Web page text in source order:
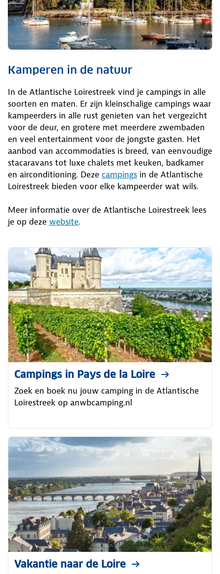
Kamperen in de natuur
In de Atlantische Loirestreek vind je campings in alle
soorten en maten. Er zijn kleinschalige campings waar
kampeerders in alle rust genieten van het vergezicht
voor de deur, en grotere met meerdere zwembaden
en veel entertainment voor de jongste gasten. Het
aanbod van accommodaties is breed, van eenvoudige
stacaravans tot luxe chalets met keuken, badkamer
en airconditioning. Deze campings in de Atlantische
Loirestreek bieden voor elke kampeerder wat wils.
Meer informatie over de Atlantische Loirestreek lees
je op deze website.
Campings in Pays de la Loire
Zoek en boek nu jouw camping in de Atlantische
Loirestreek op anwbcamping.nl
Vakantie naar de Loire